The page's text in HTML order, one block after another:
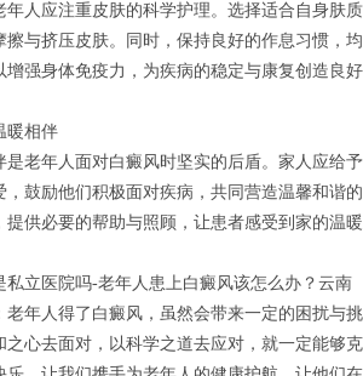
人应注重皮肤的科学护理。选择适合自身肤质
擦与挤压皮肤。同时，保持良好的作息习惯，均
增强身体免疫力，为疾病的稳定与康复创造良好
相伴
老年人面对白癜风时坚实的后盾。家人应给予
，鼓励他们积极面对疾病，共同营造温馨和谐的
提供必要的帮助与照顾，让患者感受到家的温暖
立医院吗-老年人患上白癜风该怎么办？云南
老年人得了白癜风，虽然会带来一定的困扰与挑
之心去面对，以科学之道去应对，就一定能够克